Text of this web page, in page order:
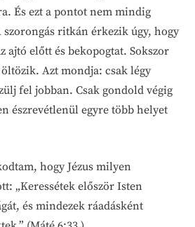
És ezt a pontot nem mindig
ritkán érkezik úgy, hogy
ajtó előtt és bekopogtat. Sokszor
Azt mondja: csak légy
fel jobban. Csak gondold végig
észrevétlenül egyre több helyet
hogy Jézus milyen
„Keressétek először Isten
és mindezek ráadásként